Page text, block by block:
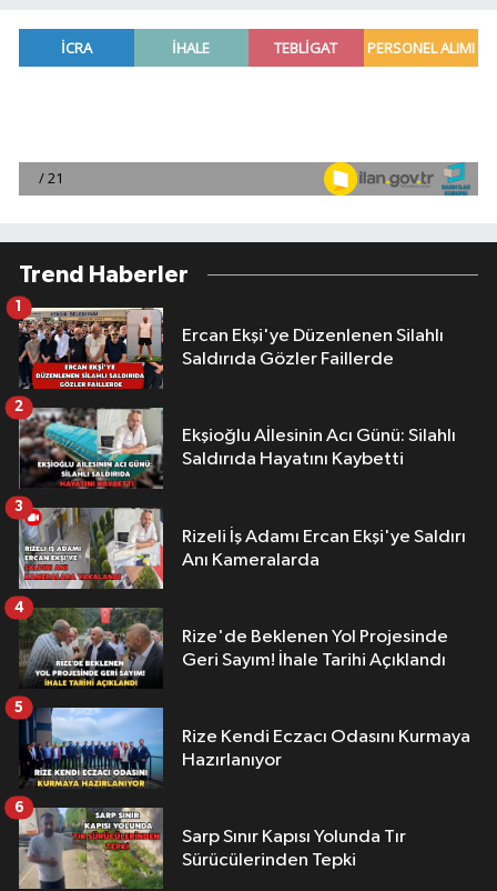
Trend Haberler
Ercan Ekşi'ye Düzenlenen Silahlı
Saldırıda Gözler Faillerde
1
Ekşioğlu Aİlesinin Acı Günü: Silahlı
Saldırıda Hayatını Kaybetti
2
Rizeli İş Adamı Ercan Ekşi'ye Saldırı
Anı Kameralarda
3
Rize'de Beklenen Yol Projesinde
Geri Sayım! İhale Tarihi Açıklandı
4
Rize Kendi Eczacı Odasını Kurmaya
Hazırlanıyor
5
Sarp Sınır Kapısı Yolunda Tır
Sürücülerinden Tepki
6